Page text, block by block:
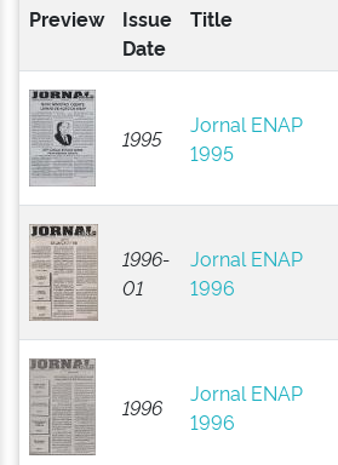
Preview
Issue
Date
Title
1995
Jornal ENAP
1995
1996-
01
Jornal ENAP
1996
1996
Jornal ENAP
1996